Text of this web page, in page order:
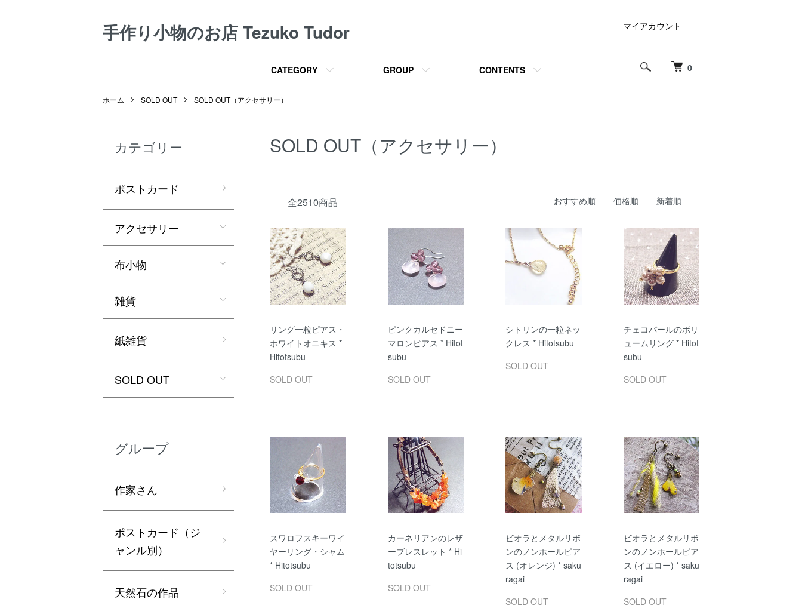
手作り小物のお店 Tezuko Tudor
0
CATEGORY GROUP CONTENTS
マイアカウント
ホーム SOLD OUT SOLD OUT（アクセサリー）
SOLD OUT（アクセサリー）
全2510商品 おすすめ順 価格順 新着順
リング一粒ピアス・
ホワイトオニキス *
Hitotsubu
SOLD OUT
ピンクカルセドニー
マロンピアス * Hitot
subu
SOLD OUT
シトリンの一粒ネッ
クレス * Hitotsubu
SOLD OUT
チェコパールのボリ
ュームリング * Hitot
subu
SOLD OUT
スワロフスキーワイ
ヤーリング・シャム
* Hitotsubu
SOLD OUT
カーネリアンのレザ
ーブレスレット * Hi
totsubu
SOLD OUT
ビオラとメタルリボ
ンのノンホールピア
ス (オレンジ) * saku
ragai
SOLD OUT
ビオラとメタルリボ
ンのノンホールピア
ス (イエロー) * saku
ragai
SOLD OUT
カテゴリー
ポストカード
アクセサリー
布小物
雑貨
紙雑貨
SOLD OUT
グループ
作家さん
ポストカード（ジ
ャンル別）
天然石の作品